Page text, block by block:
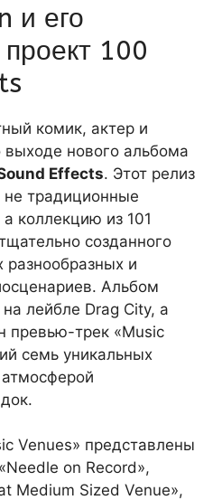
и его
100
комик, актер и
выходе нового альбома
Effects. Этот релиз
не традиционные
коллекцию из 101
созданного
и
Альбом
лейбле Drag City, а
превью-трек «Music
семь уникальных
Venues» представлены
on Record»,
Medium Sized Venue»,